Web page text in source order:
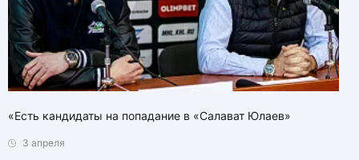
«Есть кандидаты на попадание в «Салават Юлаев»
3 апреля